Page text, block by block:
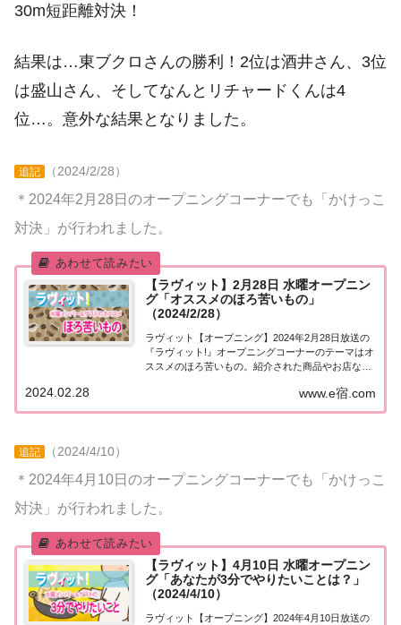
30m短距離対決！
結果は…東ブクロさんの勝利！2位は酒井さん、3位
は盛山さん、そしてなんとリチャードくんは4
位…。意外な結果となりました。
追記 （2024/2/28）
＊2024年2月28日のオープニングコーナーでも「かけっこ
対決」が行われました。
【ラヴィット】2月28日 水曜オープニン
グ「オススメのほろ苦いもの」
（2024/2/28）
ラヴィット【オープニング】2024年2月28日放送の
『ラヴィット!』オープニングコーナーのテーマはオ
ススメのほろ苦いもの。紹介された商品やお店など
のほろ苦いもの今日2月28日は2007年に宇多田ヒカ
ルさんの「Flavor Of Lif...
www.e宿.com
2024.02.28
追記 （2024/4/10）
＊2024年4月10日のオープニングコーナーでも「かけっこ
対決」が行われました。
【ラヴィット】4月10日 水曜オープニン
グ「あなたが3分でやりたいことは？」
（2024/4/10）
ラヴィット【オープニング】2024年4月10日放送の